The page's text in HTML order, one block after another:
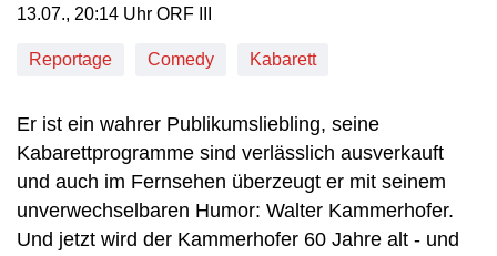
13. Juli, 20:14 Uhr in ORF III
13.07., 20:14 Uhr ORF III
Reportage Comedy Kabarett
Er ist ein wahrer Publikumsliebling, seine
Kabarettprogramme sind verlässlich ausverkauft
und auch im Fernsehen überzeugt er mit seinem
unverwechselbaren Humor: Walter Kammerhofer.
Und jetzt wird der Kammerhofer 60 Jahre alt - und